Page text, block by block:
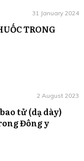
31 January 2024
TRONG
2 August 2023
tử (dạ dày)
Đông y